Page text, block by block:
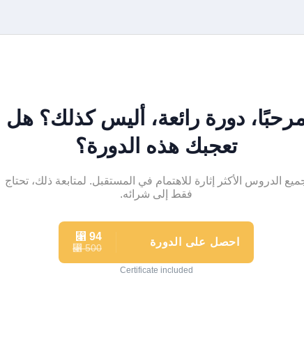
دورة رائعة، أليس كذلك؟ هل
تعجبك هذه الدورة؟
الدروس الأكثر إثارة للاهتمام في المستقبل. لمتابعة ذلك، تحتاج
فقط إلى شرائه.
احصل على الدورة 94
⃁
500
⃁
Certificate included